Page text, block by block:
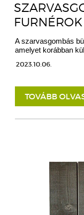
A szarvasgombás
amelyet korábban
2023.10.06.
TOVÁBB